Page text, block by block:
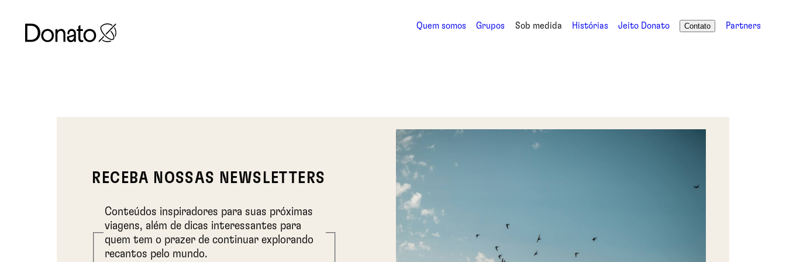
Quem somos Grupos Sob medida Histórias Jeito Donato Contato Partners
RECEBA NOSSAS NEWSLETTERS
Conteúdos inspiradores para suas próximas
viagens, além de dicas interessantes para
quem tem o prazer de continuar explorando
recantos pelo mundo.